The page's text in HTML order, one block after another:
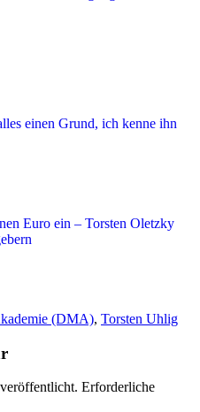
(DMA), Torsten Uhlig
Erforderliche